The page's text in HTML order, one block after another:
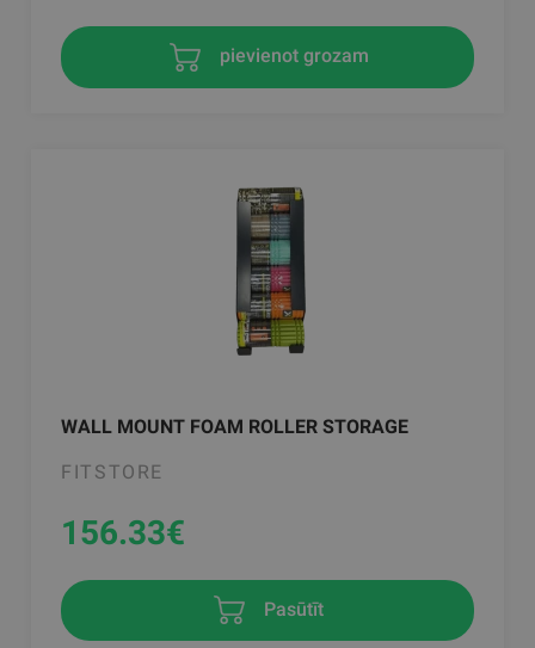
pievienot grozam
WALL MOUNT FOAM ROLLER STORAGE
FITSTORE
156.33€
Pasūtīt